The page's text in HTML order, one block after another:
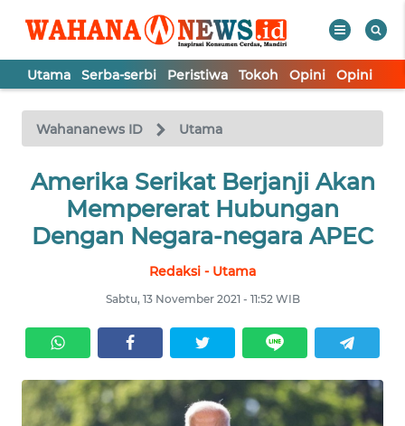
Utama Serba-serbi Peristiwa Tokoh Opini Opini
Wahananews ID Utama
Amerika Serikat Berjanji Akan
Mempererat Hubungan
Dengan Negara-negara APEC
Redaksi - Utama
Sabtu, 13 November 2021 - 11:52 WIB
TV
Tutup
UTAMA
SERBA-
SERBI
TOKOH
OPINI